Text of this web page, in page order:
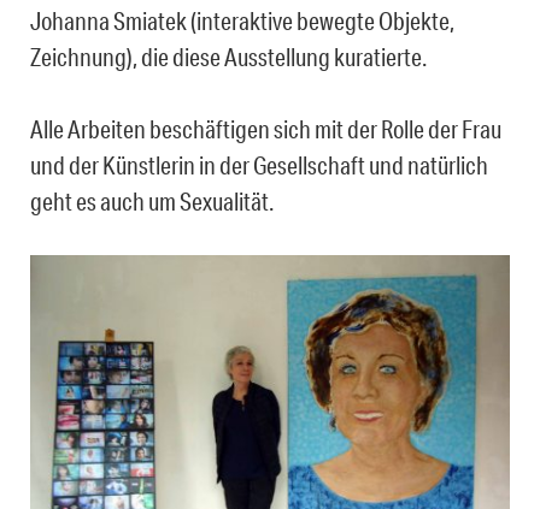
Johanna Smiatek (interaktive bewegte Objekte,
Zeichnung), die diese Ausstellung kuratierte.
Alle Arbeiten beschäftigen sich mit der Rolle der Frau
und der Künstlerin in der Gesellschaft und natürlich
geht es auch um Sexualität.